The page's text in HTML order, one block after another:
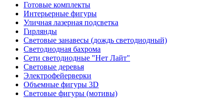
Готовые комплекты
Интерьерные фигуры
Уличная лазерная подсветка
Гирлянды
Световые занавесы (дождь светодиодный)
Светодиодная бахрома
Сети светодиодные "Нет Лайт"
Световые деревья
Электрофейерверки
Объемные фигуры 3D
Световые фигуры (мотивы)